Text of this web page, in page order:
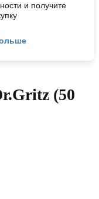
и получите
(50